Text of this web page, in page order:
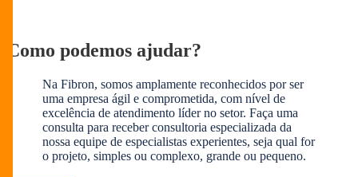
Como podemos ajudar?
Na Fibron, somos amplamente reconhecidos por ser
uma empresa ágil e comprometida, com nível de
excelência de atendimento líder no setor. Faça uma
consulta para receber consultoria especializada da
nossa equipe de especialistas experientes, seja qual for
o projeto, simples ou complexo, grande ou pequeno.